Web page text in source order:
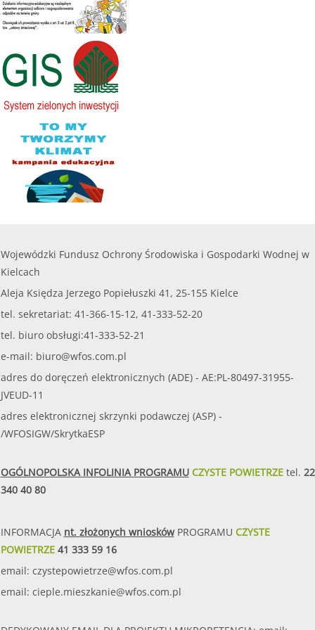
zł
........
czytaj więcej...
Kwota naboru na 2025r. na zadania bieżące:
000,00 zł
Maksymalna kwota dofinansowania na jedno
przedsięwzięcie objęte wnioskiem nie może
przekroczyć8 000,00 zł.
......
czytaj więcej...
Wojewódzki Fundusz Ochrony Środowiska i Gospodarki Wodnej w
Kielcach
Aleja Księdza Jerzego Popiełuszki 41, 25-155 Kielce
tel. sekretariat: 41-366-15-12, 41-333-52-20
tel. biuro obsługi:41-333-52-21
e-mail: biuro@wfos.com.pl
adres do doręczeń elektronicznych (ADE) - AE:PL-80497-31955-
JVEUD-11
adres elektronicznej skrzynki podawczej (ASP) -
/WFOSIGW/SkrytkaESP
OGÓLNOPOLSKA INFOLINIA PROGRAMUCZYSTE POWIETRZEtel. 22
340 40 80
INFORMACJA nt. złożonych wnioskówPROGRAMU CZYSTE
POWIETRZE41 333 59 16
email: czystepowietrze@wfos.com.pl
email: cieple.mieszkanie@wfos.com.pl